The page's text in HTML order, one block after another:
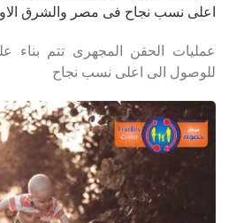
اعلى نسب نجاح فى مصر والشرق
عمليات الحقن المجهرى تتم بناء
للوصول الى اعلى نسب نجاح